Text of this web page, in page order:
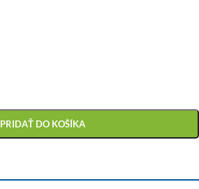
PRIDAŤ DO KOŠÍKA